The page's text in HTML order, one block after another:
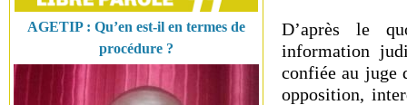
AGETIP : Qu’en est-il en termes de
procédure ?
D’après le
information
confiée au juge
opposition,